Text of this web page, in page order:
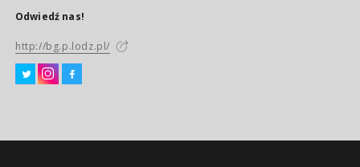
Odwiedź nas!
http://bg.p.lodz.pl/